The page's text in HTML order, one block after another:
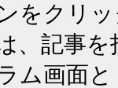
をクリ
、記事
ム画面